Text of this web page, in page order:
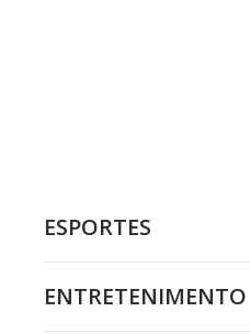
ESPORTES
ENTRETENIMENTO